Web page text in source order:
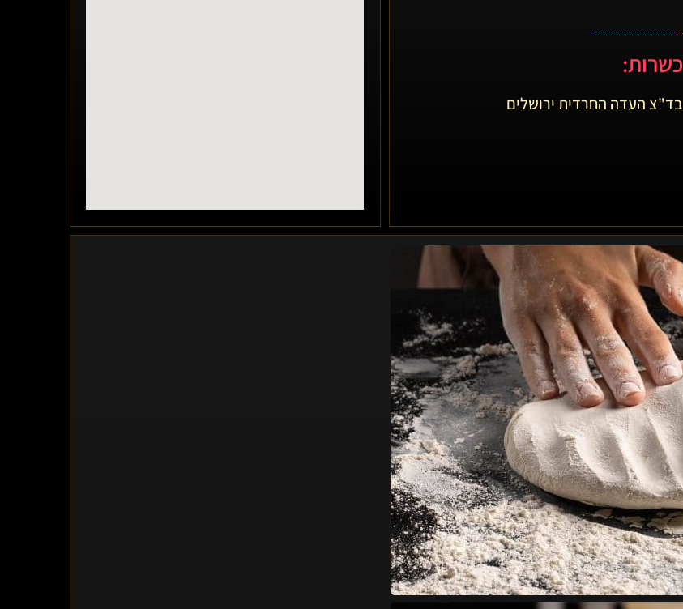
כשרות:
בד"צ העדה החרדית ירושלים